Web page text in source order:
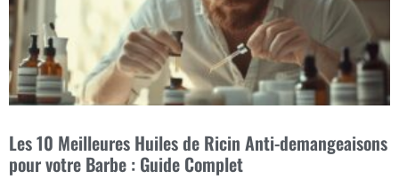
Les 10 Meilleures Huiles de Ricin Anti-demangeaisons
pour votre Barbe : Guide Complet